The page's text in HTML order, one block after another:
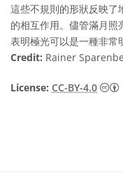
這些不規則的形狀反映了
的相互作用。儘管滿月照
表明極光可以是一種非常
Credit: Rainer
License: CC-BY-4.0